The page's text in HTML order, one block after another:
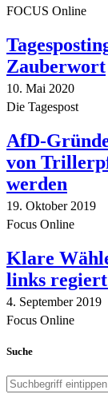
FOCUS Online
Zauberwort
10. Mai 2020
Die Tagespost
AfD-
von
werden
19. Oktober 2019
Focus Online
Klare
links
4. September 2019
Focus Online
Suche